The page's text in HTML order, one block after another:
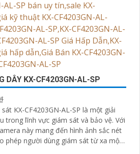
DÂY KX-CF4203GN-AL-SP
KX-CF4203GN-AL-SP là một giải
lĩnh vực giám sát và bảo vệ. Với
này mang đến hình ảnh sắc nét
phép người dùng giám sát từ xa một